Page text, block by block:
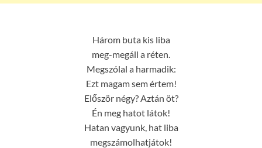
Három buta kis liba
meg-megáll a réten.
Megszólal a harmadik:
Ezt magam sem értem!
Először négy? Aztán öt?
Én meg hatot látok!
Hatan vagyunk, hat liba
megszámolhatjátok!